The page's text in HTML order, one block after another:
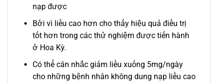
nạp được
Bởi vì liều cao hơn cho thấy hiệu quả điều trị
tốt hơn trong các thử nghiệm được tiến hành
ở Hoa Kỳ.
Có thể cân nhắc giảm liều xuống 5mg/ngày
cho những bệnh nhân không dung nạp liều cao